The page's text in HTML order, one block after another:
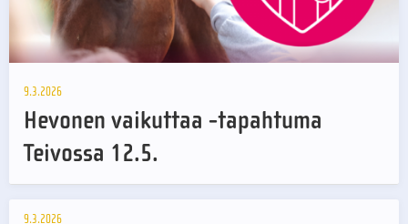
9.3.2026
Hevonen vaikuttaa -tapahtuma
Teivossa 12.5.
9.3.2026